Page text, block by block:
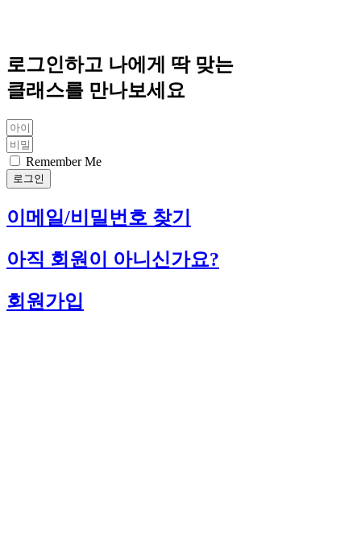
로그인하고 나에게 딱 맞는
클래스를 만나보세요
Remember Me
로그인
이메일/비밀번호 찾기
아직 회원이 아니신가요?
회원가입